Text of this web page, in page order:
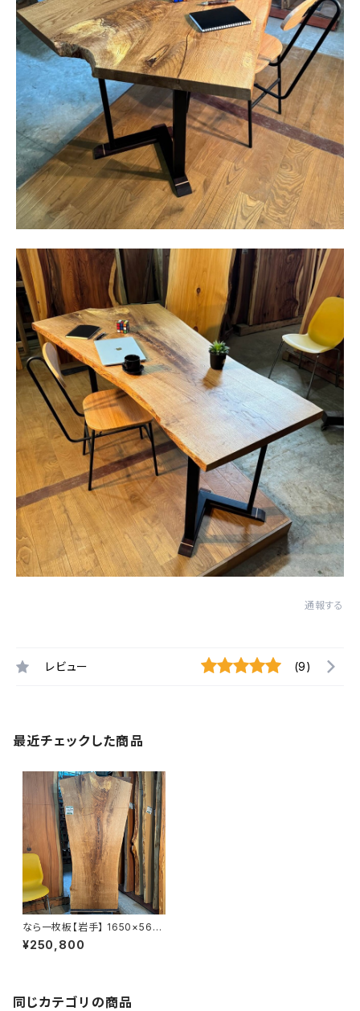
通報する
レビュー (9)
最近チェックした商品
なら一枚板【岩手】 1650×560
~900×38㎜【オイル塗装 仕上
げ済み】
¥250,800
同じカテゴリの商品